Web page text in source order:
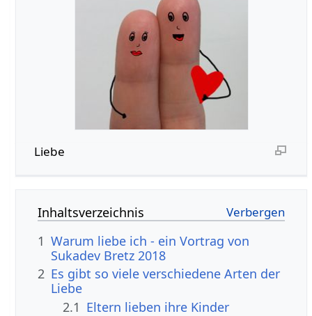
Liebe
Inhaltsverzeichnis
1 Warum liebe ich - ein Vortrag von
Sukadev Bretz 2018
2 Es gibt so viele verschiedene Arten der
Liebe
2.1 Eltern lieben ihre Kinder